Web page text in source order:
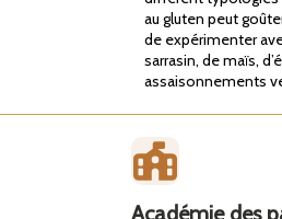
au gluten peut
de expérimenter
sarrasin, de maïs,
assaisonnements